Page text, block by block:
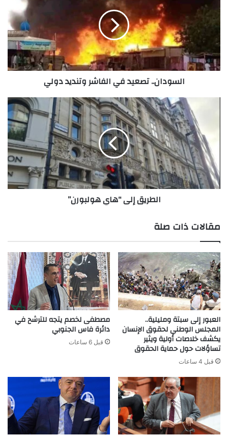
الفاشر
وتنديد
دولي
السودان.. تصعيد في الفاشر وتنديد دولي
هولبورن”
الطريق إلى “هاي هولبورن”
مقالات ذات صلة
العبور إلى سبتة ومليلية..
المجلس الوطني لحقوق الإنسان
يكشف خلاصات أولية ويثير
تساؤلات حول حماية الحقوق
قبل 4 ساعات
مصطفى لخصم يتجه للترشح في
دائرة فاس الجنوبي
قبل 6 ساعات